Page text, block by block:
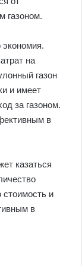
газоном.
на
газон
и имеет
за газоном.
в
казаться
и
в